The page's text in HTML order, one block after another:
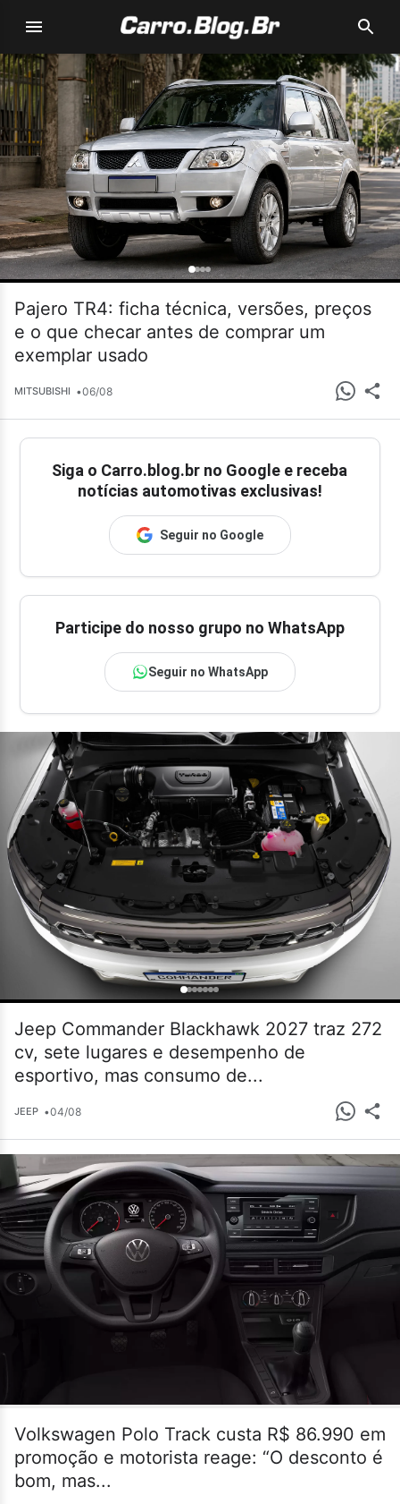
Pajero TR4: ficha técnica, versões, preços
e o que checar antes de comprar um
exemplar usado
MITSUBISHI •06/08
Siga o Carro.blog.br no Google e receba
notícias automotivas exclusivas!
Seguir no Google
Participe do nosso grupo no WhatsApp
Seguir no WhatsApp
Jeep Commander Blackhawk 2027 traz 272
cv, sete lugares e desempenho de
esportivo, mas consumo de...
JEEP •04/08
Volkswagen Polo Track custa R$ 86.990 em
promoção e motorista reage: “O desconto é
bom, mas...